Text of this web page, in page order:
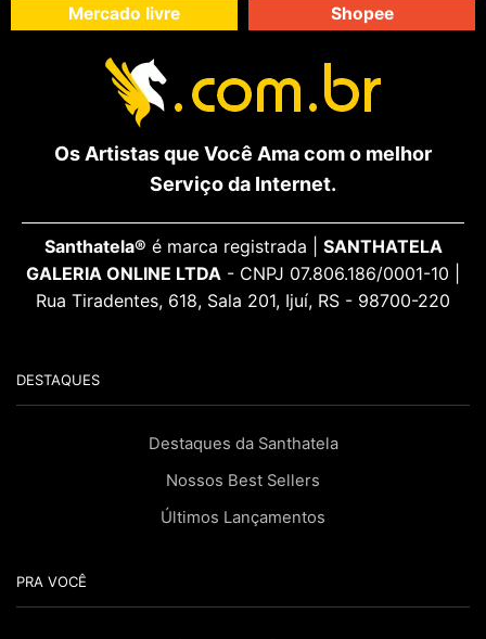
Mercado livre Shopee
Os Artistas que Você Ama com o melhor
Serviço da Internet.
Santhatela® é marca registrada | SANTHATELA
GALERIA ONLINE LTDA - CNPJ 07.806.186/0001-10 |
Rua Tiradentes, 618, Sala 201, Ijuí, RS - 98700-220
DESTAQUES
Destaques da Santhatela
Nossos Best Sellers
Últimos Lançamentos
PRA VOCÊ